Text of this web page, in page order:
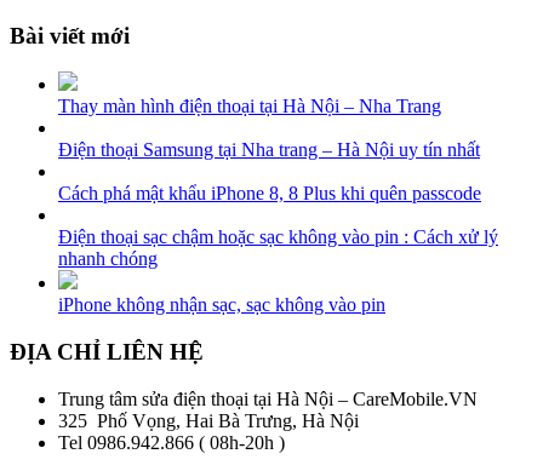
Bài viết mới
Thay màn hình điện thoại tại Hà Nội – Nha Trang
Điện thoại Samsung tại Nha trang – Hà Nội uy tín nhất
Cách phá mật khẩu iPhone 8, 8 Plus khi quên passcode
Điện thoại sạc chậm hoặc sạc không vào pin : Cách xử lý
nhanh chóng
iPhone không nhận sạc, sạc không vào pin
ĐỊA CHỈ LIÊN HỆ
Trung tâm sửa điện thoại tại Hà Nội – CareMobile.VN
325 Phố Vọng, Hai Bà Trưng, Hà Nội
Tel 0986.942.866 ( 08h-20h )